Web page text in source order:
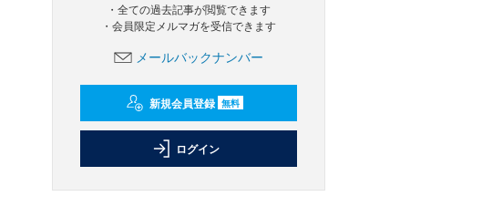
・全ての過去記事が閲覧できます
・会員限定メルマガを受信できます
メールバックナンバー
新規会員登録 無料
ログイン